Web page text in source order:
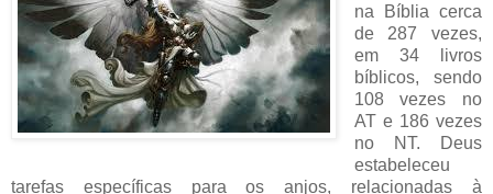
na Bíblia cerca
de 287 vezes,
em 34 livros
bíblicos, sendo
108 vezes no
AT e 186 vezes
no NT. Deus
estabeleceu
tarefas específicas para os anjos, relacionadas à